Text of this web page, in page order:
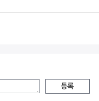
등록